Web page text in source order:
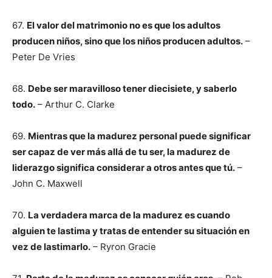
67. El valor del matrimonio no es que los adultos
producen niños, sino que los niños producen adultos. –
Peter De Vries
68. Debe ser maravilloso tener diecisiete, y saberlo
todo. – Arthur C. Clarke
69. Mientras que la madurez personal puede significar
ser capaz de ver más allá de tu ser, la madurez de
liderazgo significa considerar a otros antes que tú. –
John C. Maxwell
70. La verdadera marca de la madurez es cuando
alguien te lastima y tratas de entender su situación en
vez de lastimarlo. – Ryron Gracie